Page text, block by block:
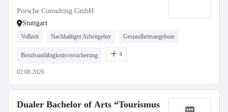
Porsche Consulting GmbH
Stuttgart
Vollzeit Nachhaltiger Arbeitgeber Gesundheitsangebote
Berufsunfähigkeitsversicherung 4
02.08.2026
Dualer Bachelor of Arts “Tourismus